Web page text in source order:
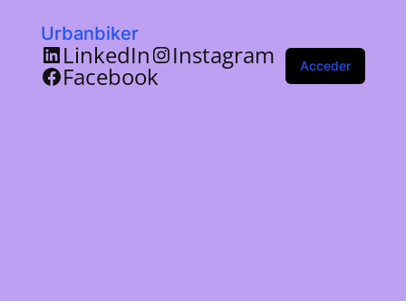
Urbanbiker
LinkedIn Instagram
Facebook Acceder